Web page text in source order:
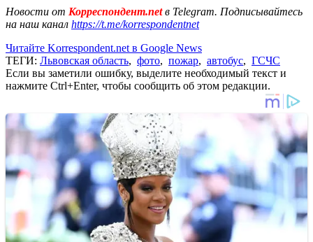
Новости от Корреспондент.netв Telegram. Подписывайтесь
на наш канал https://t.me/korrespondentnet
Читайте Korrespondent.net в Google News
ТЕГИ: Львовская область, фото, пожар, автобус, ГСЧС
Если вы заметили ошибку, выделите необходимый текст и
нажмите Ctrl+Enter, чтобы сообщить об этом редакции.